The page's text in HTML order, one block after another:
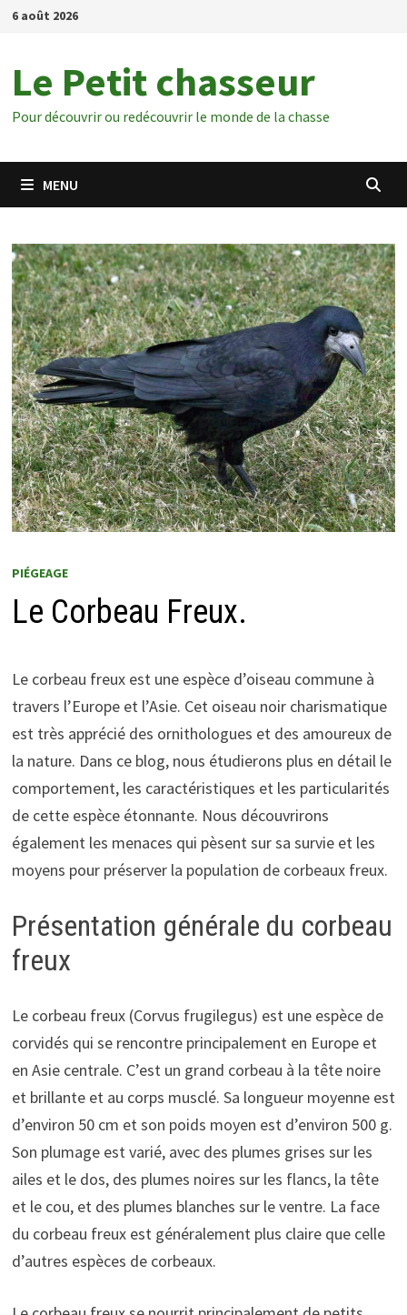
Passer
6 août 2026
Le Petit chasseur
Pour découvrir ou redécouvrir le monde de la chasse
MENU
PIÉGEAGE
Le Corbeau Freux.
Le corbeau freux est une espèce d’oiseau commune à
travers l’Europe et l’Asie. Cet oiseau noir charismatique
est très apprécié des ornithologues et des amoureux de
la nature. Dans ce blog, nous étudierons plus en détail le
comportement, les caractéristiques et les particularités
de cette espèce étonnante. Nous découvrirons
également les menaces qui pèsent sur sa survie et les
moyens pour préserver la population de corbeaux freux.
Présentation générale du corbeau
freux
Le corbeau freux (Corvus frugilegus) est une espèce de
corvidés qui se rencontre principalement en Europe et
en Asie centrale. C’est un grand corbeau à la tête noire
et brillante et au corps musclé. Sa longueur moyenne est
d’environ 50 cm et son poids moyen est d’environ 500 g.
Son plumage est varié, avec des plumes grises sur les
ailes et le dos, des plumes noires sur les flancs, la tête
et le cou, et des plumes blanches sur le ventre. La face
du corbeau freux est généralement plus claire que celle
d’autres espèces de corbeaux.